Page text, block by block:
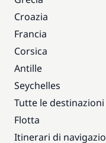
Croazia
Francia
Corsica
Antille
Seychelles
Tutte le destinazioni
Flotta
Itinerari di